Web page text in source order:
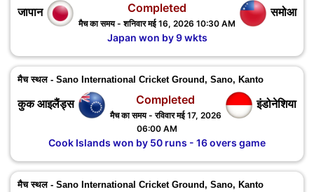
जापान समोआ
Completed
मैच का समय - शनिवार मई 16, 2026 10:30 AM
Japan won by 9 wkts
मैच स्थल - Sano International Cricket Ground, Sano, Kanto
कुक आइलैंड्स इंडोनेशिया
Completed
मैच का समय - रविवार मई 17, 2026
06:00 AM
Cook Islands won by 50 runs - 16 overs game
मैच स्थल - Sano International Cricket Ground, Sano, Kanto